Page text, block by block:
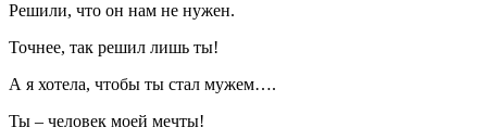
Решили, что он нам не нужен.
Точнее, так решил лишь ты!
А я хотела, чтобы ты стал мужем….
Ты – человек моей мечты!